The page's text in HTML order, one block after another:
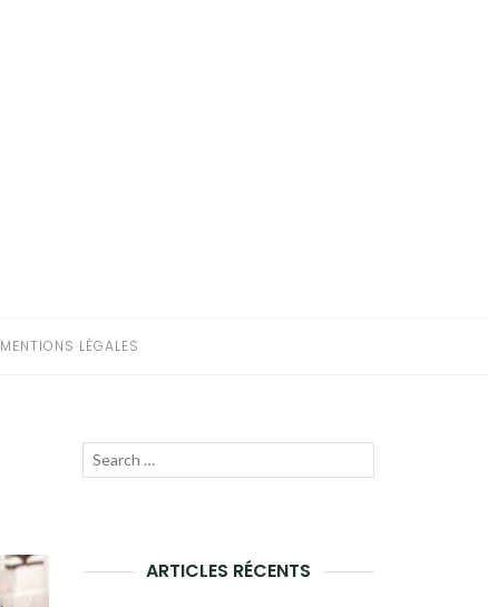
MENTIONS LÉGALES
Recherche
ARTICLES RÉCENTS